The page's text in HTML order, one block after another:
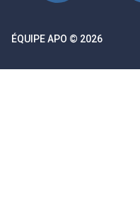
ÉQUIPE APO © 2026